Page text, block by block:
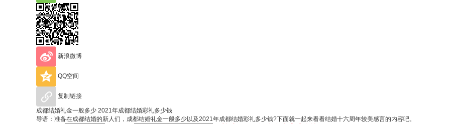
新浪微博
QQ空间
复制链接
成都结婚礼金一般多少 2021年成都结婚彩礼多少钱
导语：准备在成都结婚的新人们，成都结婚礼金一般多少以及2021年成都结婚彩礼多少钱?下面就一起来看看结婚十六周年较美感言的内容吧。